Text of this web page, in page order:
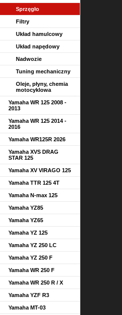
Sprzęgło
Filtry
Układ hamulcowy
Układ napędowy
Nadwozie
Tuning mechaniczny
Oleje, płyny, chemia
motocyklowa
Yamaha WR 125 2008 -
2013
Yamaha WR 125 2014 -
2016
Yamaha WR125R 2026
Yamaha XVS DRAG
STAR 125
Yamaha XV VIRAGO 125
Yamaha TTR 125 4T
Yamaha N-max 125
Yamaha YZ85
Yamaha YZ65
Yamaha YZ 125
Yamaha YZ 250 LC
Yamaha YZ 250 F
Yamaha WR 250 F
Yamaha WR 250 R / X
Yamaha YZF R3
Yamaha MT-03